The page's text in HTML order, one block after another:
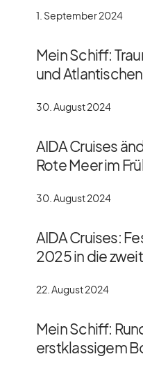
1. September 2024
Mein Schiff:
und
30. August 2024
AIDA Cruises
Rote Meer im
30. August 2024
AIDA Cruises:
2025 in die
22. August 2024
Mein Schiff:
erstklassigem